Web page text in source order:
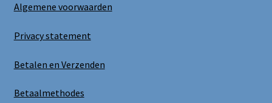
Algemene voorwaarden
Privacy statement
Betalen en Verzenden
Betaalmethodes